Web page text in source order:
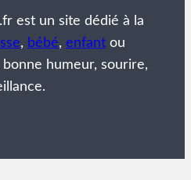
est un site dédié à la
, bébé, enfant ou
bonne humeur, sourire,